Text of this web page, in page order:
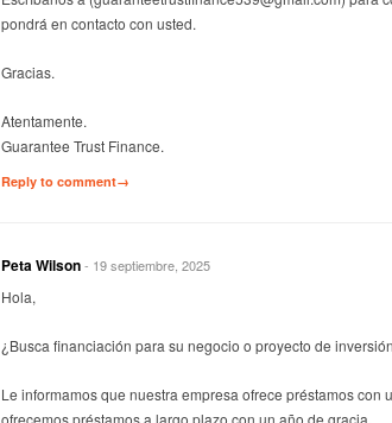
pondrá en contacto con usted.
Gracias.
Atentamente.
Guarantee Trust Finance.
Reply to comment→
Peta Wilson- 19 septiembre, 2025
Hola,
¿Busca financiación para su negocio o proyecto de
Le informamos que nuestra empresa ofrece préstamos con
ofrecemos préstamos a largo plazo con un año de gracia.